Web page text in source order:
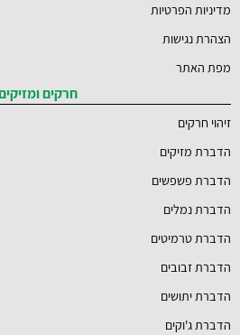
מדיניות הפרטיות
הצהרת נגישות
מפת האתר
חרקים
זיהוי חרקים
הדברת מזיקים
הדברת פשפשים
הדברת נמלים
הדברת טרמיטים
הדברת זבובים
הדברת יתושים
הדברת ג'וקים